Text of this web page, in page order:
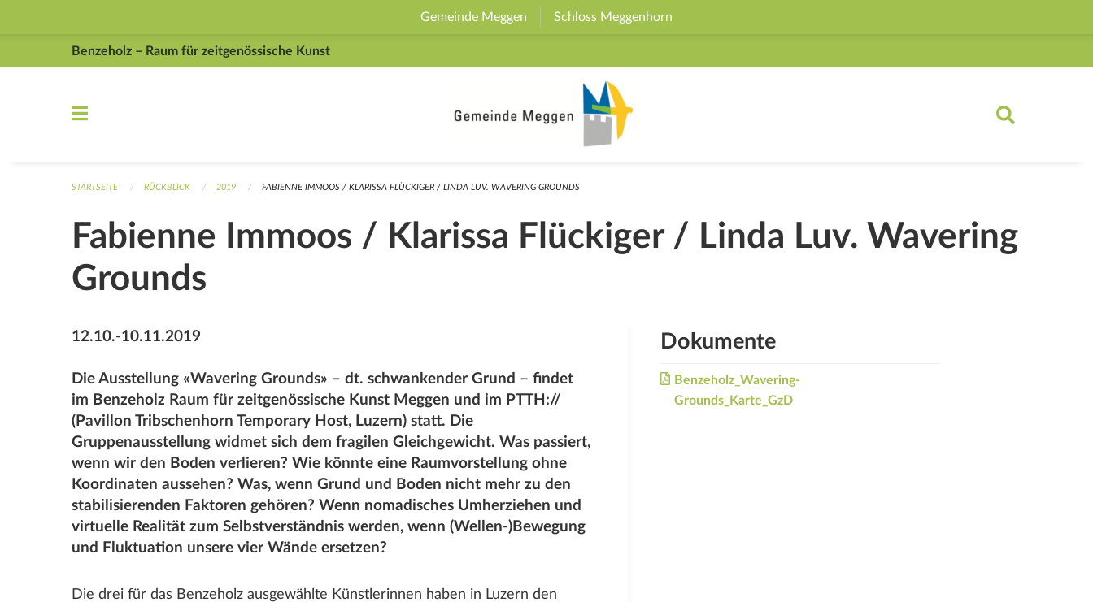
Gemeinde Meggen (External Link)
Schloss Meggenhorn
Benzeholz – Raum für zeitgenössische Kunst
STARTSEITE RÜCKBLICK 2019 FABIENNE IMMOOS / KLARISSA FLÜCKIGER / LINDA LUV. WAVERING GROUNDS
Fabienne Immoos / Klarissa Flückiger / Linda Luv. Wavering
Grounds
12.10.-10.11.2019
Die Ausstellung «Wavering Grounds» – dt. schwankender Grund – findet
im Benzeholz Raum für zeitgenössische Kunst Meggen und im PTTH://
(Pavillon Tribschenhorn Temporary Host, Luzern) statt. Die
Gruppenausstellung widmet sich dem fragilen Gleichgewicht. Was passiert,
wenn wir den Boden verlieren? Wie könnte eine Raumvorstellung ohne
Koordinaten aussehen? Was, wenn Grund und Boden nicht mehr zu den
stabilisierenden Faktoren gehören? Wenn nomadisches Umherziehen und
virtuelle Realität zum Selbstverständnis werden, wenn (Wellen-)Bewegung
und Fluktuation unsere vier Wände ersetzen?
Die drei für das Benzeholz ausgewählte Künstlerinnen haben in Luzern den
Dokumente
Benzeholz_Wavering-
Grounds_Karte_GzD